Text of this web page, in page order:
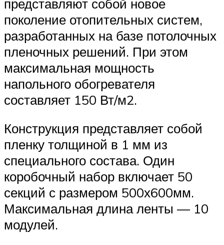
представляют собой новое
поколение отопительных систем,
разработанных на базе потолочных
пленочных решений. При этом
максимальная мощность
напольного обогревателя
составляет 150 Вт/м2.
Конструкция представляет собой
пленку толщиной в 1 мм из
специального состава. Один
коробочный набор включает 50
секций с размером 500х600мм.
Максимальная длина ленты — 10
модулей.